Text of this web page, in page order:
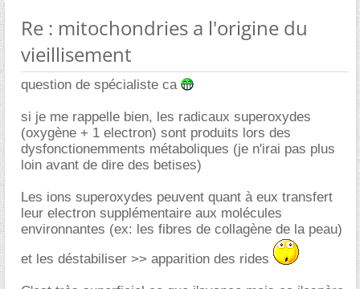
Re : mitochondries a l'origine du
vieillisement
question de spécialiste ca
si je me rappelle bien, les radicaux superoxydes
(oxygène + 1 electron) sont produits lors des
dysfonctionemments métaboliques (je n'irai pas plus
loin avant de dire des betises)
Les ions superoxydes peuvent quant à eux transfert
leur electron supplémentaire aux molécules
environnantes (ex: les fibres de collagène de la peau)
et les déstabiliser >> apparition des rides